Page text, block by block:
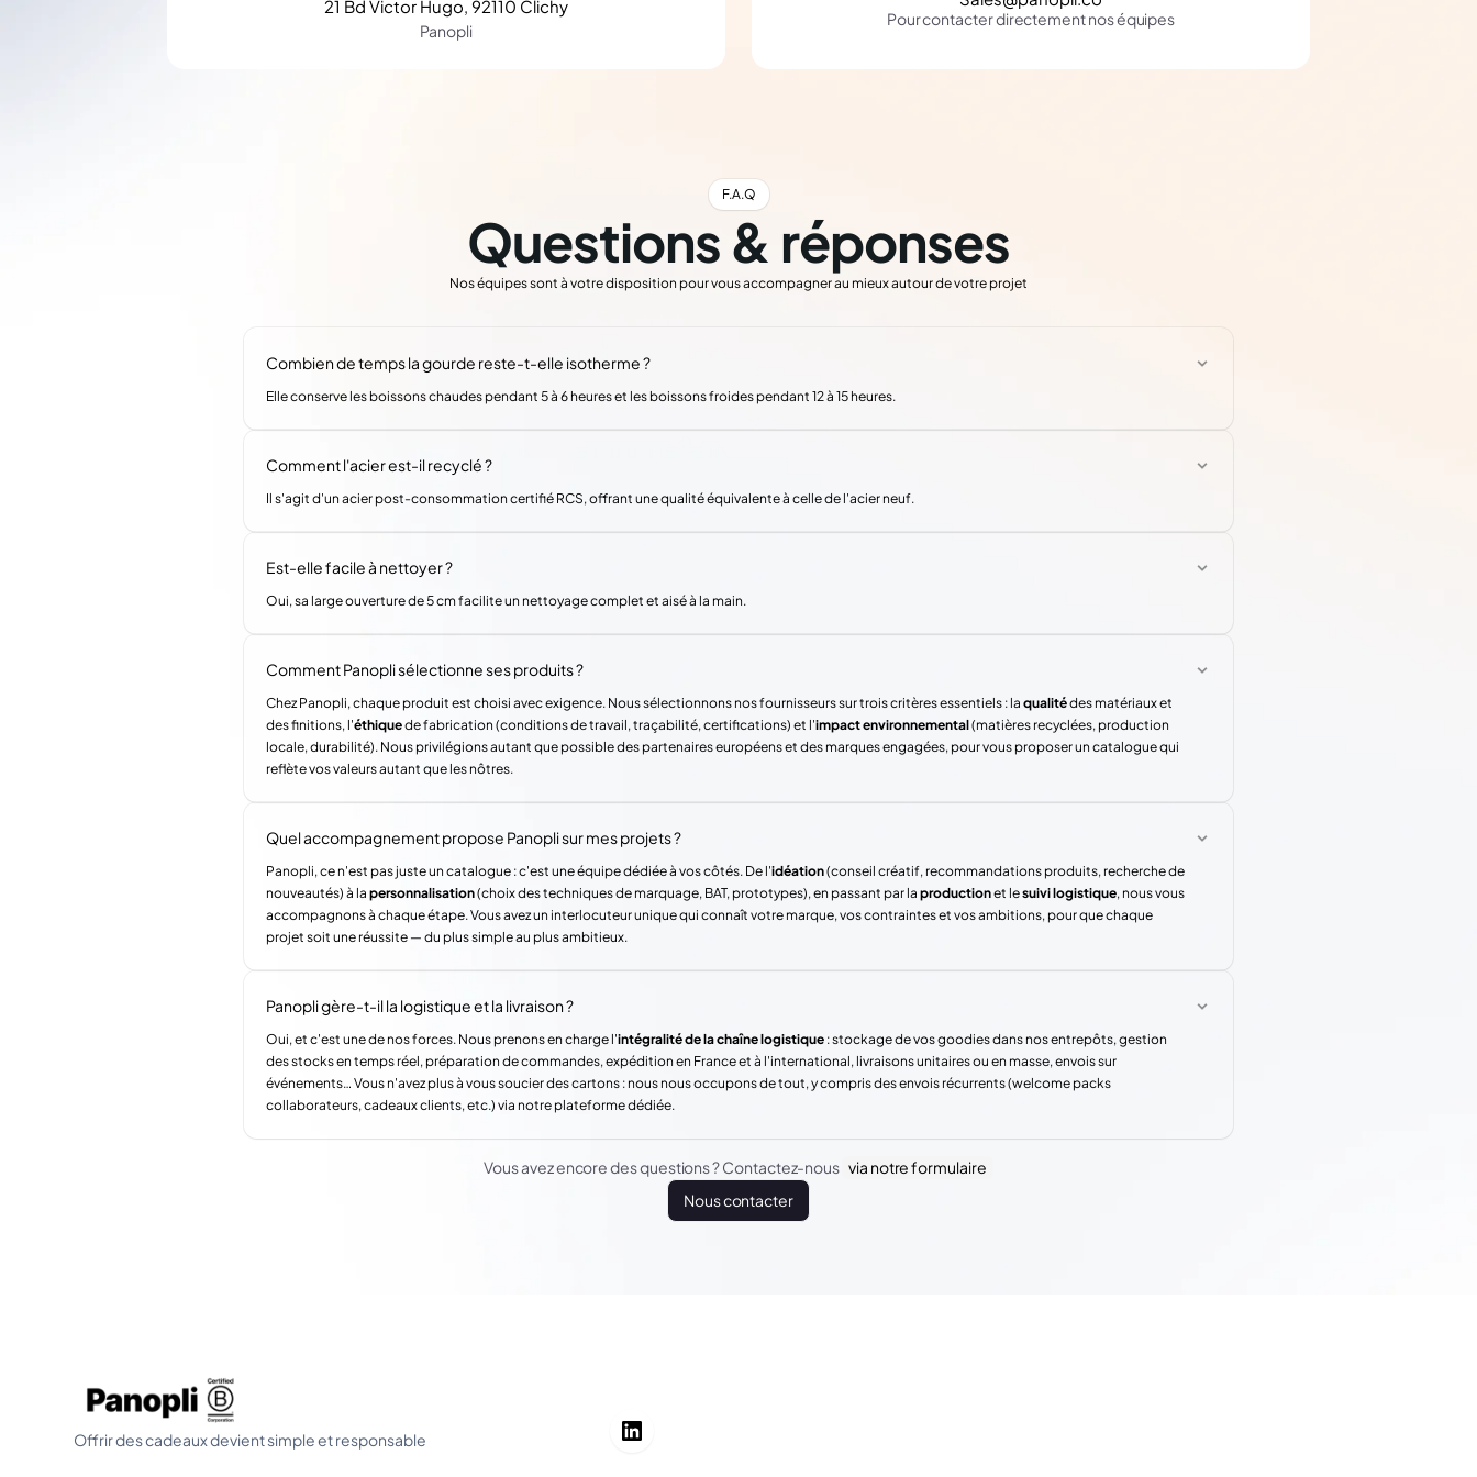
21 Bd Victor Hugo, 92110 Clichy
Panopli
Pour contacter directement nos équipes
F.A.Q
Questions & réponses
Nos équipes sont à votre disposition pour vous accompagner au mieux autour de votre projet
Combien de temps la gourde reste-t-elle isotherme ?
Elle conserve les boissons chaudes pendant 5 à 6 heures et les boissons froides pendant 12 à 15 heures.
Comment l'acier est-il recyclé ?
Il s'agit d'un acier post-consommation certifié RCS, offrant une qualité équivalente à celle de l'acier neuf.
Est-elle facile à nettoyer ?
Oui, sa large ouverture de 5 cm facilite un nettoyage complet et aisé à la main.
Comment Panopli sélectionne ses produits ?
Chez Panopli, chaque produit est choisi avec exigence. Nous sélectionnons nos fournisseurs sur trois critères essentiels : la qualitédes matériaux et
des finitions, l'éthiquede fabrication (conditions de travail, traçabilité, certifications) et l'impact environnemental(matières recyclées, production
locale, durabilité). Nous privilégions autant que possible des partenaires européens et des marques engagées, pour vous proposer un catalogue qui
reflète vos valeurs autant que les nôtres.
Quel accompagnement propose Panopli sur mes projets ?
Panopli, ce n'est pas juste un catalogue : c'est une équipe dédiée à vos côtés. De l'idéation(conseil créatif, recommandations produits, recherche de
nouveautés) à la personnalisation(choix des techniques de marquage, BAT, prototypes), en passant par la productionet lesuivi logistique, nous vous
accompagnons à chaque étape. Vous avez un interlocuteur unique qui connaît votre marque, vos contraintes et vos ambitions, pour que chaque
projet soit une réussite — du plus simple au plus ambitieux.
Panopli gère-t-il la logistique et la livraison ?
Oui, et c'est une de nos forces. Nous prenons en charge l'intégralité de la chaîne logistique : stockage de vos goodies dans nos entrepôts, gestion
des stocks en temps réel, préparation de commandes, expédition en France et à l'international, livraisons unitaires ou en masse, envois sur
événements… Vous n'avez plus à vous soucier des cartons : nous nous occupons de tout, y compris des envois récurrents (welcome packs
collaborateurs, cadeaux clients, etc.) via notre plateforme dédiée.
Vous avez encore des questions ? Contactez-nous via notre formulaire
Nous contacter
Offrir des cadeaux devient simple et responsable